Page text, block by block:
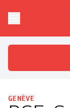
GENÈVE